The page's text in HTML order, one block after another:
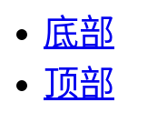
底部
顶部